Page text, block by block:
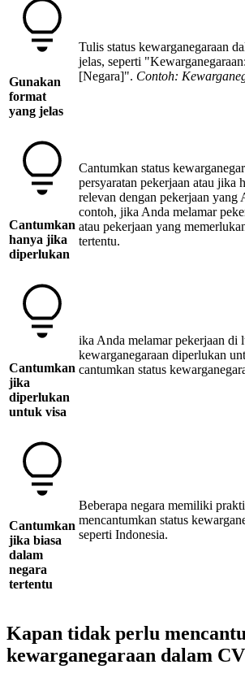
Gunakan
format
yang jelas
Tulis status kewarganegaraan
jelas, seperti "Kewarganegaraan:
[Negara]". Contoh:
Cantumkan
hanya jika
diperlukan
Cantumkan status
persyaratan pekerjaan atau jika
relevan dengan pekerjaan yang
contoh, jika Anda melamar
atau pekerjaan yang
tertentu.
Cantumkan
jika
diperlukan
untuk visa
ika Anda melamar pekerjaan di
kewarganegaraan diperlukan
cantumkan status
Cantumkan
jika biasa
dalam
negara
tertentu
Beberapa negara memiliki
mencantumkan status
seperti Indonesia.
Kapan tidak perlu
kewarganegaraan dalam